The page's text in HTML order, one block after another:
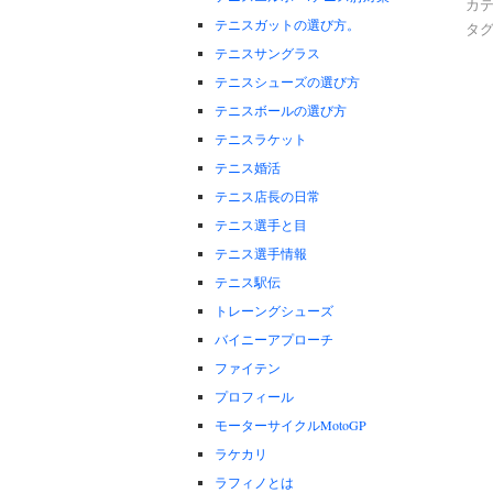
タ
テニスガットの選び方。
テニスサングラス
テニスシューズの選び方
テニスボールの選び方
テニスラケット
テニス婚活
テニス店長の日常
テニス選手と目
テニス選手情報
テニス駅伝
トレーングシューズ
バイニーアプローチ
ファイテン
プロフィール
モーターサイクルMotoGP
ラケカリ
ラフィノとは